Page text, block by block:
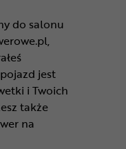
do salonu
jest
i Twoich
także
na